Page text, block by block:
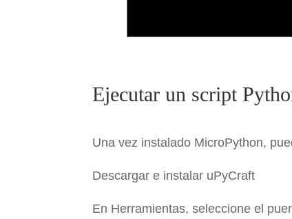
Ejecutar un script
Una vez instalado MicroPython,
Descargar e instalar uPyCraft
En Herramientas, seleccione el